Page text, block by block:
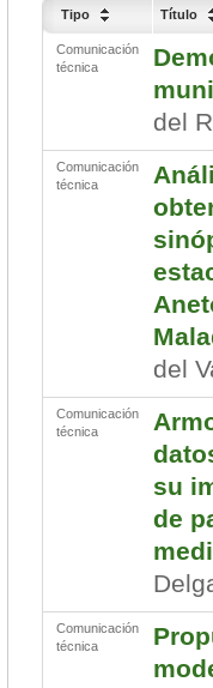
Tipo Título
Comunicación
técnica
del
Comunicación
técnica
del
Comunicación
técnica
su
de
Comunicación
técnica